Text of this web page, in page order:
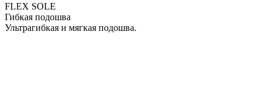
FLEX SOLE
Гибкая подошва
Ультрагибкая и мягкая подошва.